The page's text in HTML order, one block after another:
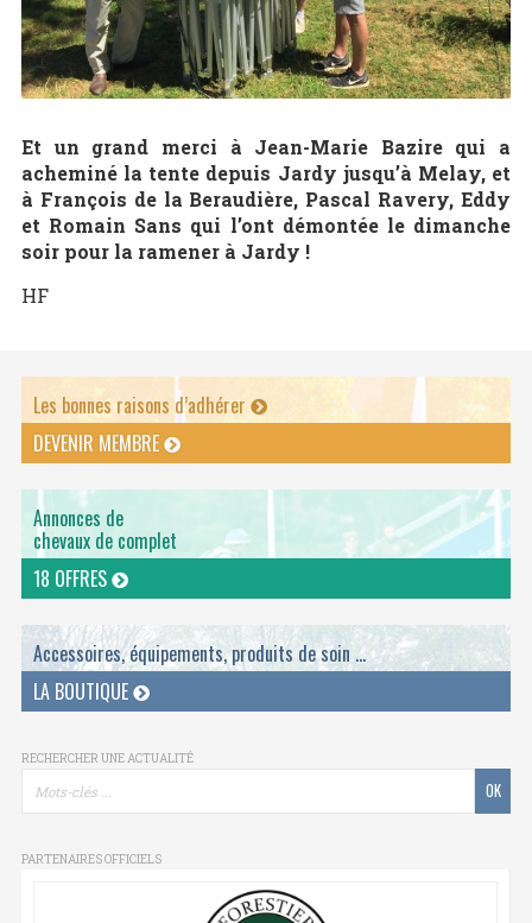
Et un grand merci à Jean-Marie Bazire qui a
acheminé la tente depuis Jardy jusqu’à Melay, et
à François de la Beraudière, Pascal Ravery, Eddy
et Romain Sans qui l’ont démontée le dimanche
soir pour la ramener à Jardy !
HF
Les bonnes raisons d’adhérer
DEVENIR MEMBRE
Annonces de
chevaux de complet
18 OFFRES
Accessoires, équipements, produits de soin ...
LA BOUTIQUE
RECHERCHER UNE ACTUALITÉ
PARTENAIRES OFFICIELS